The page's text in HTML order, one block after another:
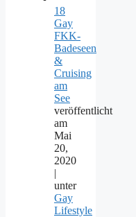
18
Gay
FKK-
Badeseen
&
Cruising
am
See
veröffentlicht
am
Mai
20,
2020
|
unter
Gay
Lifestyle